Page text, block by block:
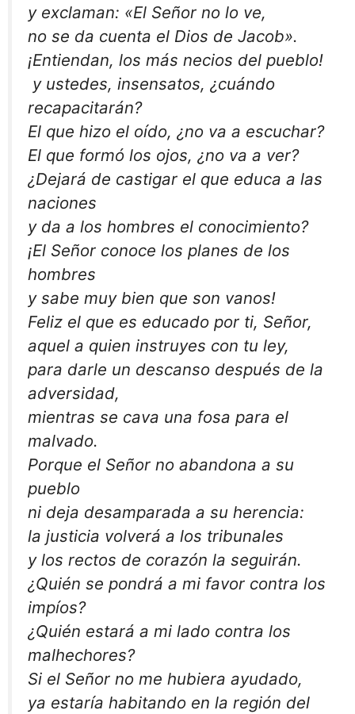
y exclaman: «El Señor no lo ve,
no se da cuenta el Dios de Jacob».
¡Entiendan, los más necios del pueblo!
y ustedes, insensatos, ¿cuándo
recapacitarán?
El que hizo el oído, ¿no va a escuchar?
El que formó los ojos, ¿no va a ver?
¿Dejará de castigar el que educa a las
naciones
y da a los hombres el conocimiento?
¡El Señor conoce los planes de los
hombres
y sabe muy bien que son vanos!
Feliz el que es educado por ti, Señor,
aquel a quien instruyes con tu ley,
para darle un descanso después de la
adversidad,
mientras se cava una fosa para el
malvado.
Porque el Señor no abandona a su
pueblo
ni deja desamparada a su herencia:
la justicia volverá a los tribunales
y los rectos de corazón la seguirán.
¿Quién se pondrá a mi favor contra los
impíos?
¿Quién estará a mi lado contra los
malhechores?
Si el Señor no me hubiera ayudado,
ya estaría habitando en la región del